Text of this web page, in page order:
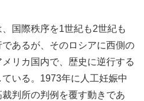
国際秩序を1世紀も2世紀も
あるが、そのロシアに西側の
リカ国内で、歴史に逆行する
いる。1973年に人工妊娠中
判所の判例を覆す動きであ